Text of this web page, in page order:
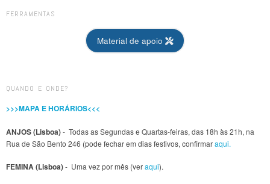
FERRAMENTAS
Material de apoio
QUANDO E ONDE?
>>>MAPA E HORÁRIOS<<<
ANJOS (Lisboa)- Todas as Segundas e Quartas-feiras, das 18h às 21h, na
Rua de São Bento 246 (pode fechar em dias festivos, confirmaraqui.
FEMINA (Lisboa)- Uma vez por mês (veraqui).